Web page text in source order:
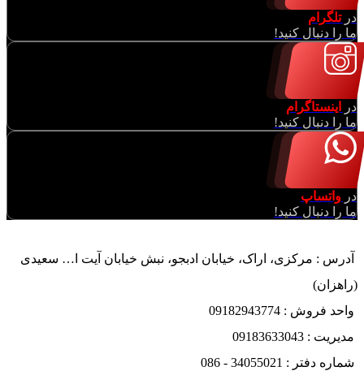
درتلگرام
ما را دنبال کنید!
در
اینستاگرام
ما را دنبال کنید!
در واتساپ
ما را دنبال کنید!
آدرس : مرکزی، اراک، خیابان ادبجو، نبش خیابان آیت ا… سعیدی
(راهزان)
واحد فروش : 09182943774
مدیریت : 09183633043
شماره دفتر : 34055021 - 086